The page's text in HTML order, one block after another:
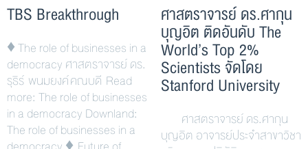
TBS Breakthrough
♦ The role of businesses in a
democracy ศาสตราจารย์ ดร.
รุธิร์ พนมยงค์ คณบดี Read
more: The role of businesses
in a democracy Downland:
The role of businesses in a
ศาสตราจารย์ ดร.ศากุน
บุญอิต ติดอันดับ The
World’s Top 2%
Scientists จัดโดย
Stanford University
ศาสตราจารย์ ดร.ศากุน
บุญอิต อาจารย์ประจำสาขาวิชา